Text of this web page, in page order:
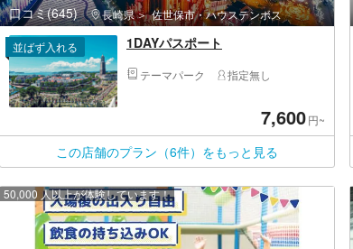
口コミ(645) 長崎県 佐世保市・ハウステンボス
1DAYパスポート
テーマパーク 指定無し
並ばず入れる
7,600円~
この店舗のプラン（6件）をもっと見る
50,000 人以上が体験しています！